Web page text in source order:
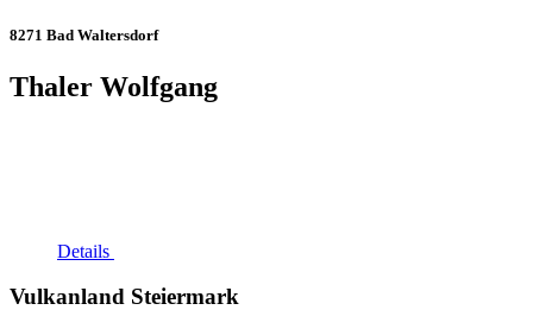
8271 Bad Waltersdorf
Thaler Wolfgang
Details
Vulkanland Steiermark